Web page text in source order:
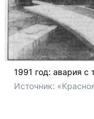
1991 год: авария
Источник: